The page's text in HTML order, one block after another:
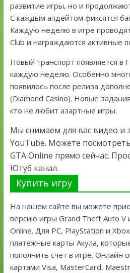
развитие игры, но и
С каждым апдейтом фиксятся
Каждую неделю в игре
Club и награждаются активные
Новый транспорт появляется в
каждую неделю. Особенно
появилось после релиза
(Diamond Casino). Новые
кто не любит азартные игры.
Мы снимаем для вас видео и
YouTube. Можете
GTA Online прямо сейчас.
Ютуб канал.
Купить игру
На нашем сайте вы можете
версию игры Grand Theft Auto V
Online. Для PC, PlayStation и
платежные карты Акула,
пополнить счет в игре. Онлайн
картами Visa, MasterCard,